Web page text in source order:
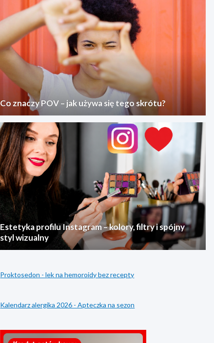
Co znaczy POV – jak używa się tego skrótu?
Estetyka profilu Instagram – kolory, filtry i spójny
styl wizualny
Proktosedon - lek na hemoroidy bez recepty
Kalendarz alergika 2026 - Apteczka na sezon